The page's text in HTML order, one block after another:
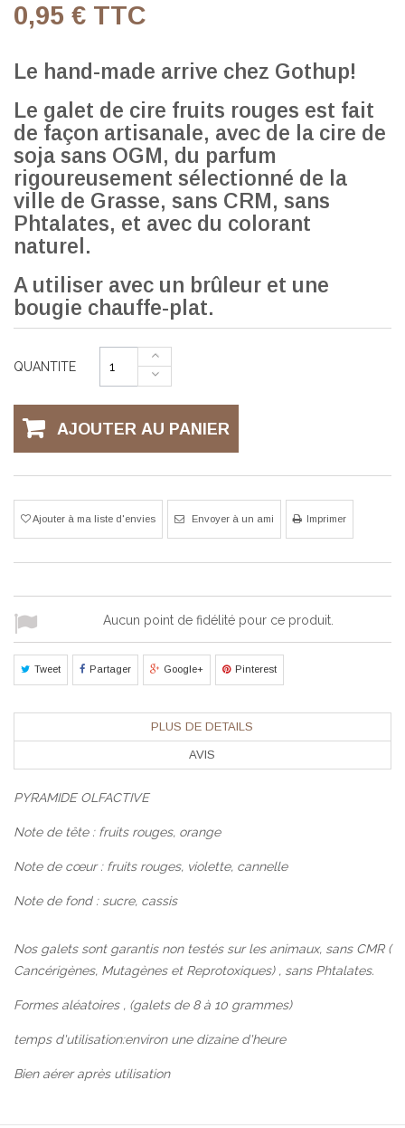
0,95 € TTC
Le hand-made arrive chez Gothup!
Le galet de cire fruits rouges est fait
de façon artisanale, avec de la cire de
soja sans OGM, du parfum
rigoureusement sélectionné de la
ville de Grasse, sans CRM, sans
Phtalates, et avec du colorant
naturel.
A utiliser avec un brûleur et une
bougie chauffe-plat.
QUANTITE
AJOUTER AU PANIER
Ajouter à ma liste d'envies Envoyer à un ami Imprimer
Aucun point de fidélité pour ce produit.
Tweet Partager Google+ Pinterest
PLUS DE DETAILS
AVIS
PYRAMIDE OLFACTIVE
Note de tête : fruits rouges, orange
Note de cœur : fruits rouges, violette, cannelle
Note de fond : sucre, cassis
Nos galets sont garantis non testés sur les animaux, sans CMR (
Cancérigènes, Mutagènes et Reprotoxiques) , sans Phtalates.
Formes aléatoires , (galets de 8 à 10 grammes)
temps d'utilisation:environ une dizaine d'heure
Bien aérer après utilisation